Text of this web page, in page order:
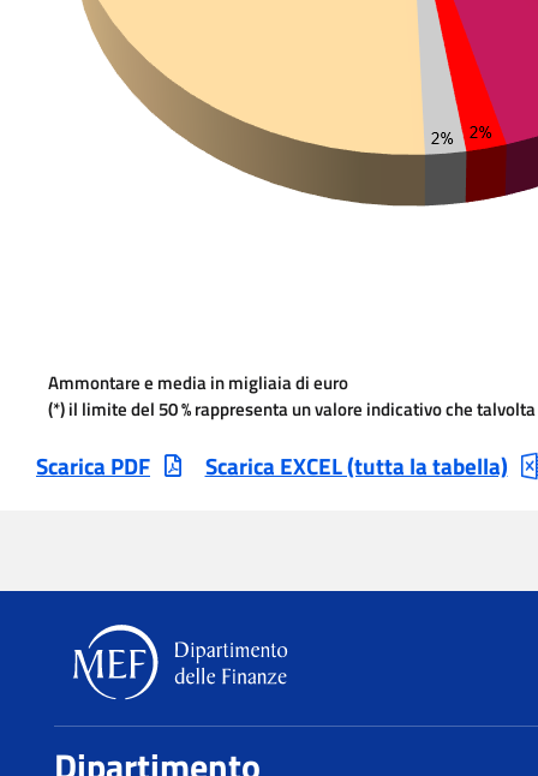
(*) il limite del 50 % rappresenta un valore indicativo che